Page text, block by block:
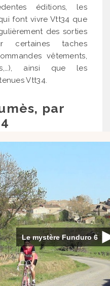
éditions, les
font vivre Vtt34 que
des sorties
taches
vêtements,
ainsi que les
Vtt34.
par